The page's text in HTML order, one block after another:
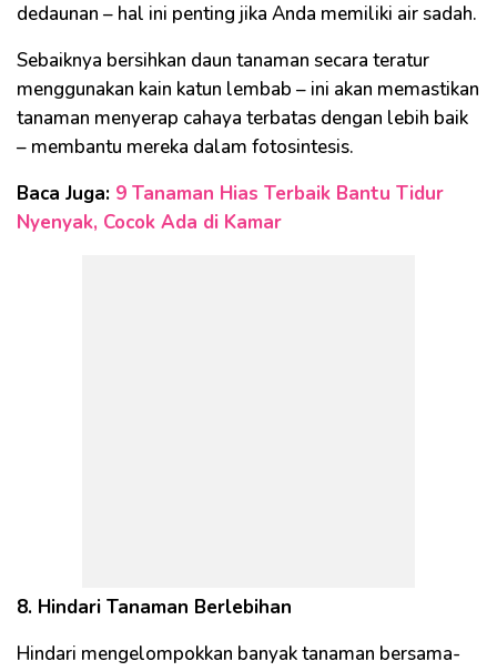
dedaunan – hal ini penting jika Anda memiliki air sadah.
Sebaiknya bersihkan daun tanaman secara teratur
menggunakan kain katun lembab – ini akan memastikan
tanaman menyerap cahaya terbatas dengan lebih baik
– membantu mereka dalam fotosintesis.
Baca Juga: 9 Tanaman Hias Terbaik Bantu Tidur
Nyenyak, Cocok Ada di Kamar
8. Hindari Tanaman Berlebihan
Hindari mengelompokkan banyak tanaman bersama-